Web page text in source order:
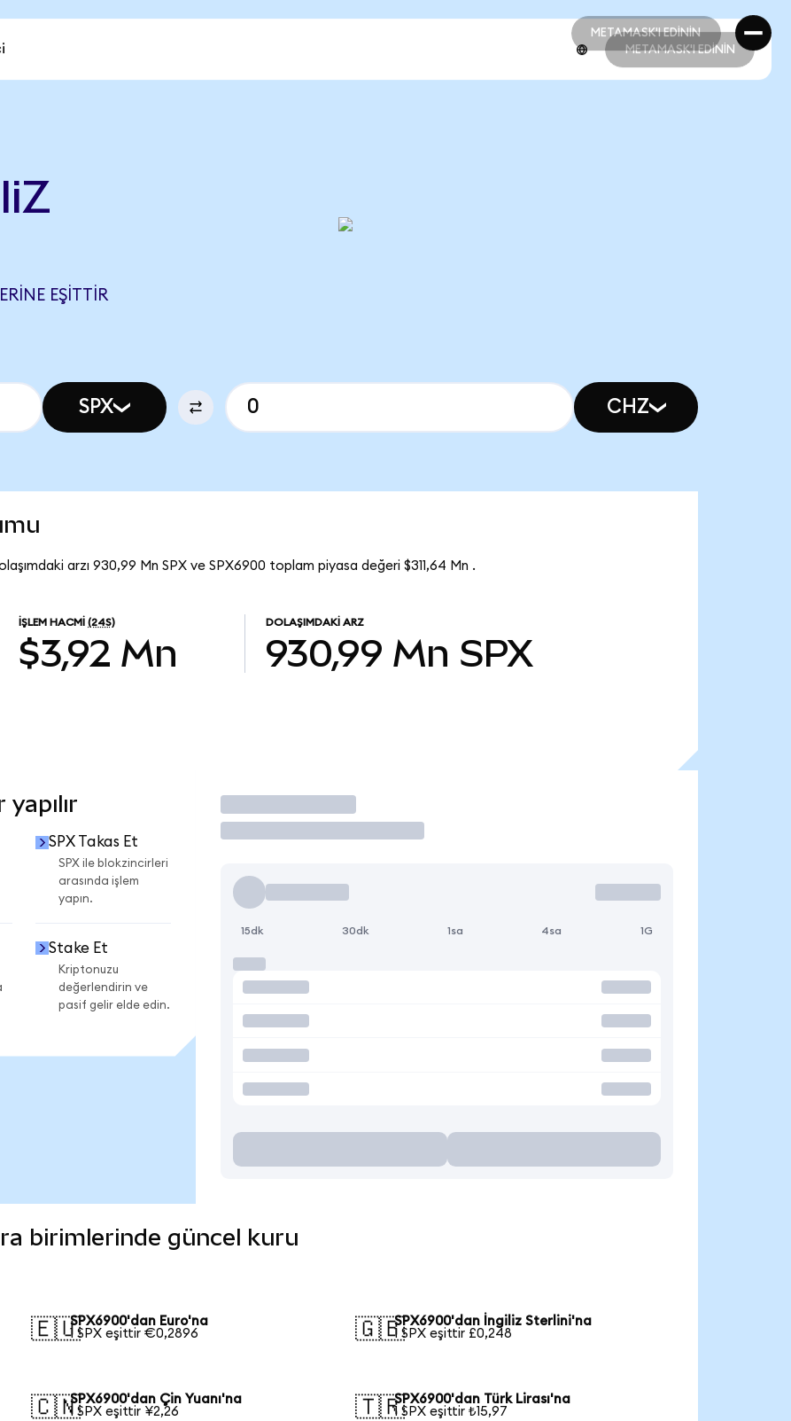
METAMASK'I EDİNİN
METAMASK'I EDİNİN
METAMASK'I EDİNİN
EŞITTIR
SPX CHZ
arzı 930,99 Mn SPX ve SPX6900 toplam piyasa değeri $311,64 Mn .
İŞLEM HACMI (24S)
$3,92 Mn
DOLAŞIMDAKI ARZ
930,99 Mn SPX
SPX Takas Et
SPX ile blokzincirleri
arasında işlem
yapın.
Stake Et
Kriptonuzu
değerlendirin ve
pasif gelir elde edin.
İşlem Yap
15dk 30dk 1sa 4sa 1G
birimlerinde güncel kuru
🇪🇺SPX6900'dan Euro'na
1 SPX eşittir €0,2896
🇬🇧SPX6900'dan İngiliz Sterlini'na
1 SPX eşittir £0,248
🇨🇳SPX6900'dan Çin Yuanı'na
1 SPX eşittir ¥2,26
🇹🇷SPX6900'dan Türk Lirası'na
1 SPX eşittir ₺15,97